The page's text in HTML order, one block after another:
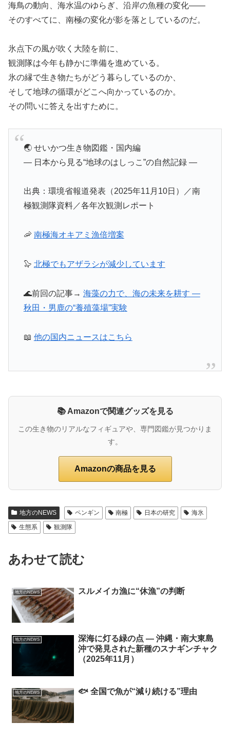
海鳥の動向、海水温のゆらぎ、沿岸の魚種の変化――
そのすべてに、南極の変化が影を落としているのだ。
氷点下の風が吹く大陸を前に、
観測隊は今年も静かに準備を進めている。
氷の縁で生き物たちがどう暮らしているのか、
そして地球の循環がどこへ向かっているのか。
その問いに答えを出すために。
🌏 せいかつ生き物図鑑・国内編
― 日本から見る“地球のはしっこ”の自然記録 ―
出典：環境省報道発表（2025年11月10日）／南
極観測隊資料／各年次観測レポート
🦐 南極海オキアミ漁倍増案
🦭 北極でもアザラシが減少しています
🌊前回の記事→ 海藻の力で、海の未来を耕す ―
秋田・男鹿の“養殖藻場”実験
📖 他の国内ニュースはこちら
📚 Amazonで関連グッズを見る
この生き物のリアルなフィギュアや、専門図鑑が見つかりま
す。
Amazonの商品を見る
地方のNEWS ペンギン 南極 日本の研究
海氷
生態系
観測隊
あわせて読む
地方のNEWS スルメイカ漁に“休漁”の判断
地方のNEWS
深海に灯る緑の点 ― 沖縄・南大東島
沖で発見された新種のスナギンチャク
（2025年11月）
地方のNEWS 🐟 全国で魚が“減り続ける”理由